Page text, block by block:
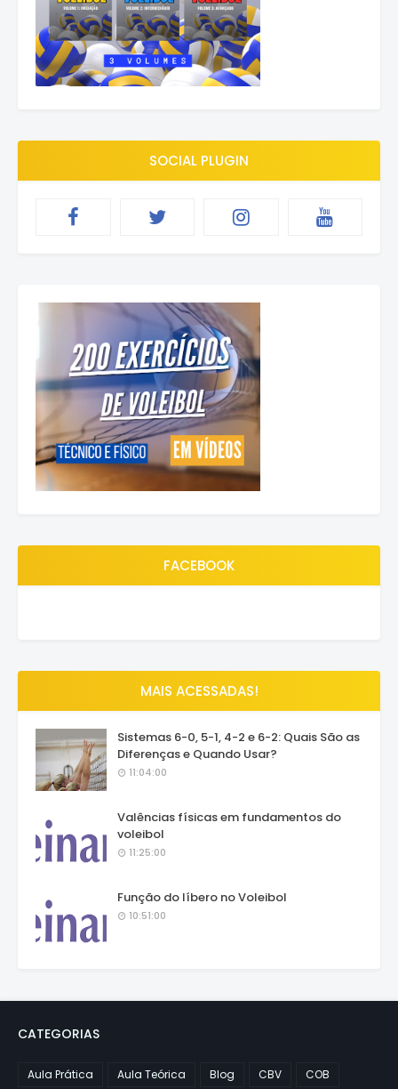
SOCIAL PLUGIN
FACEBOOK
MAIS ACESSADAS!
Sistemas 6-0, 5-1, 4-2 e 6-2: Quais São as
Diferenças e Quando Usar?
11:04:00
Valências físicas em fundamentos do
voleibol
11:25:00
Função do líbero no Voleibol
10:51:00
CATEGORIAS
Aula Prática Aula Teórica Blog CBV
COB